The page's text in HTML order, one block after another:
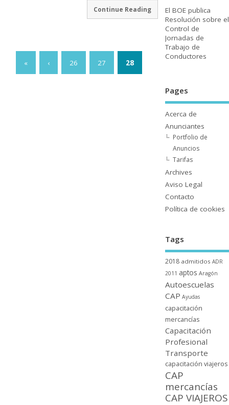
Continue Reading
« ‹ 26 27 28
El BOE publica
Resolución sobre el
Control de
Jornadas de
Trabajo de
Conductores
Pages
Acerca de
Anunciantes
Portfolio de
Anuncios
Tarifas
Archives
Aviso Legal
Contacto
Polí­tica de cookies
Tags
2018 admitidos ADR
2011 aptos Aragón
Autoescuelas
CAP Ayudas
capacitación
mercancí­as
Capacitación
Profesional
Transporte
capacitación viajeros
CAP
mercancí­as
CAP VIAJEROS